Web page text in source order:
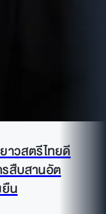
าวสตรีไทยดี
รสืบสานอัต
น